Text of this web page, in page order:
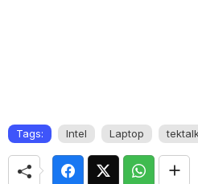
Tags: Intel Laptop